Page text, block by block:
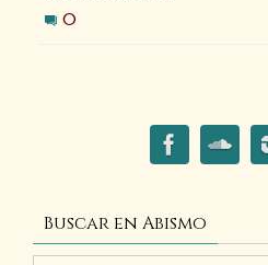
0
Buscar en Abismo